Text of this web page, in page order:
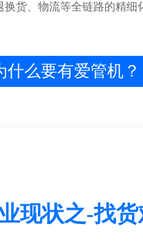
换货、物流等全链路的精细
什么要有爱管机？
现状之-找货